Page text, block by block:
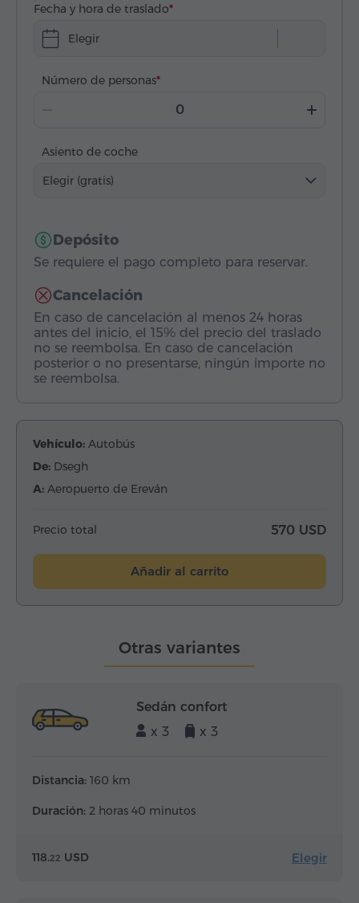
Fecha y hora de traslado
Elegir
Número de personas
Asiento de coche
Elegir (gratis)
Depósito
Se requiere el pago completo para reservar.
Cancelación
En caso de cancelación al menos 24 horas
antes del inicio, el 15% del precio del traslado
no se reembolsa. En caso de cancelación
posterior o no presentarse, ningún importe no
se reembolsa.
Vehículo: Autobús
De: Dsegh
A: Aeropuerto de Ereván
Precio total 570 USD
Añadir al carrito
Otras variantes
Sedán confort
x 3
x 3
Distancia: 160 km
Duración: 2 horas 40 minutos
118.22 USD Elegir